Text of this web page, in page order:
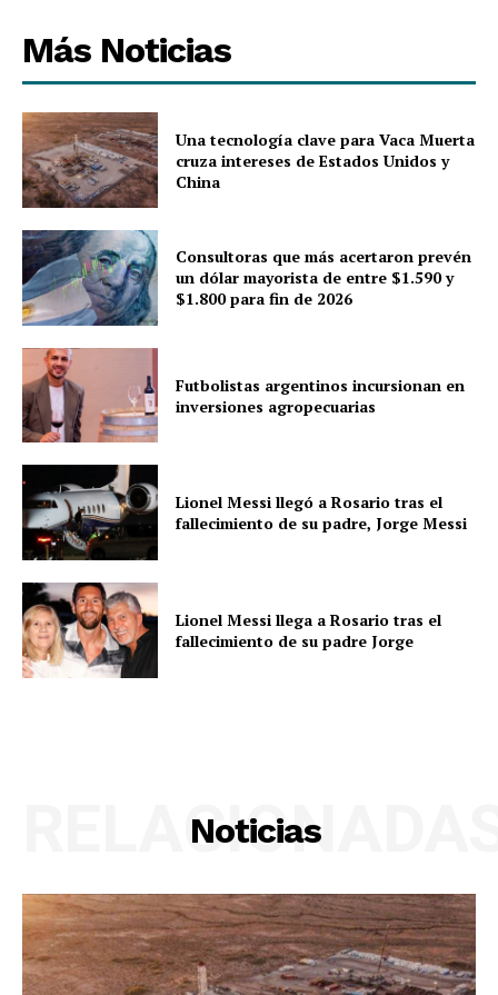
Más Noticias
Una tecnología clave para Vaca Muerta
cruza intereses de Estados Unidos y
China
Consultoras que más acertaron prevén
un dólar mayorista de entre $1.590 y
$1.800 para fin de 2026
Futbolistas argentinos incursionan en
inversiones agropecuarias
Lionel Messi llegó a Rosario tras el
fallecimiento de su padre, Jorge Messi
Lionel Messi llega a Rosario tras el
fallecimiento de su padre Jorge
Noticias